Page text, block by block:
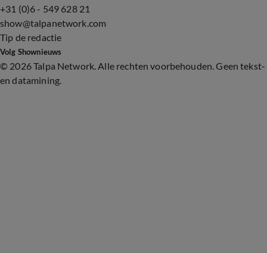
+31 (0)6 - 549 628 21
show@talpanetwork.com
Tip de redactie
Volg Shownieuws
© 2026 Talpa Network. Alle rechten voorbehouden. Geen tekst-
en datamining.